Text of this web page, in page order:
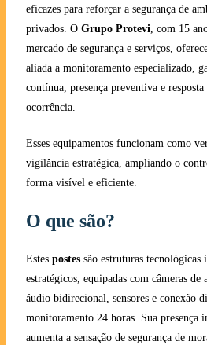
eficazes para reforçar a segurança de
privados. O Grupo Protevi, com 15
mercado de segurança e serviços,
aliada a monitoramento especializado,
contínua, presença preventiva e
ocorrência.
Esses equipamentos funcionam como
vigilância estratégica, ampliando o
forma visível e eficiente.
O que são?
Estes postessão estruturas tecnológicas
estratégicos, equipadas com câmeras de
áudio bidirecional, sensores e conexão
monitoramento 24 horas. Sua presença
aumenta a sensação de segurança de